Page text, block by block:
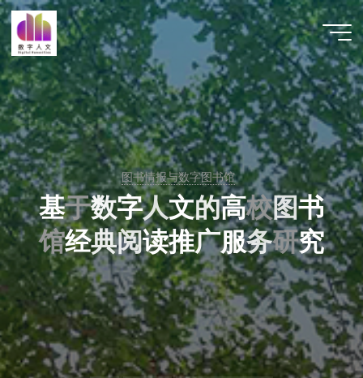
跳
至
内
容
数字人
文 |
DHCN
图书情报与数字图书馆
基于数字人文的高校图书
馆经典阅读推广服务研究